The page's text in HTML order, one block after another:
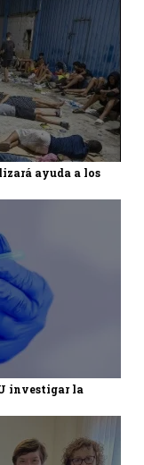
ayuda a los
investigar la